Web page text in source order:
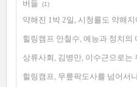
버들
(1)
약해진 1박 2일, 시청률도 약해지
힐링캠프 안철수, 예능과 정치의
상류사회, 김병만, 이수근으로는
힐링캠프, 무릎팍도사를 넘어서